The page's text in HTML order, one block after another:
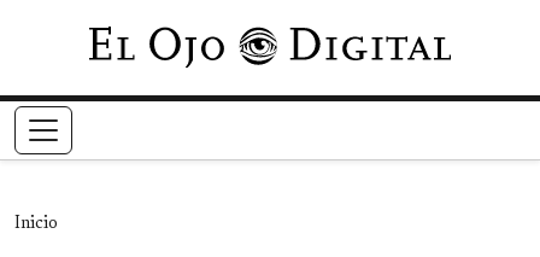
Pasar al contenido principal
Inicio